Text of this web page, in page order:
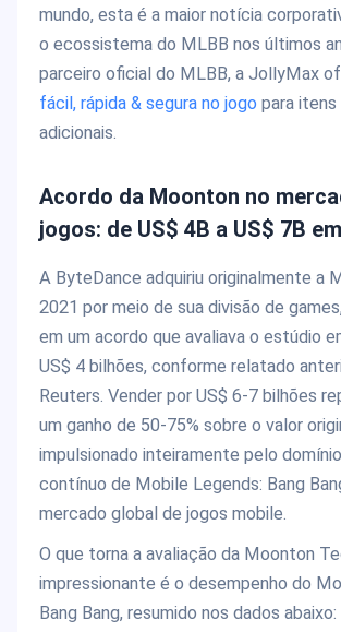
mundo, esta é a maior notícia
o ecossistema do MLBB nos últimos
parceiro oficial do MLBB, a JollyMax
fácil, rápida & segura no jogo para
adicionais.
Acordo da Moonton no
jogos: de US$ 4B a US$ 7B
A ByteDance adquiriu originalmente a
2021 por meio de sua divisão de
em um acordo que avaliava o estúdio
US$ 4 bilhões, conforme relatado
Reuters. Vender por US$ 6-7 bilhões
um ganho de 50-75% sobre o valor
impulsionado inteiramente pelo
contínuo de Mobile Legends: Bang
mercado global de jogos mobile.
O que torna a avaliação da Moonton
impressionante é o desempenho do
Bang Bang, resumido nos dados abaixo: